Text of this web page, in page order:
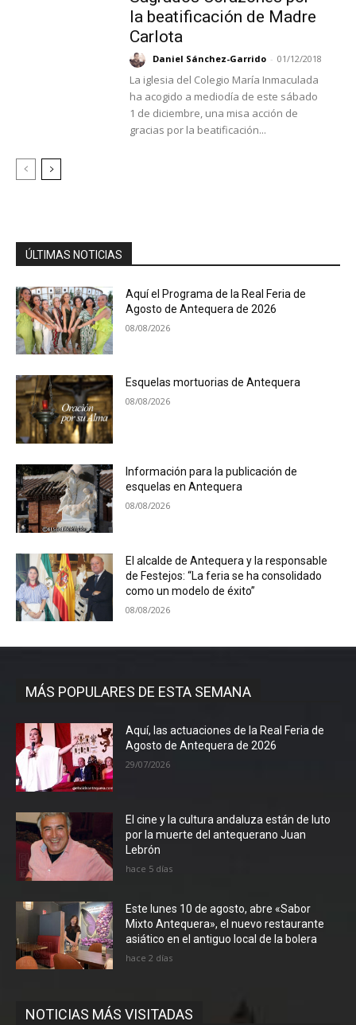
la beatificación de Madre
Carlota
Daniel Sánchez-Garrido - 01/12/2018
La iglesia del Colegio María Inmaculada
ha acogido a mediodía de este sábado
1 de diciembre, una misa acción de
gracias por la beatificación...
ÚLTIMAS NOTICIAS
Aquí el Programa de la Real Feria de
Agosto de Antequera de 2026
08/08/2026
Esquelas mortuorias de Antequera
08/08/2026
Información para la publicación de
esquelas en Antequera
08/08/2026
El alcalde de Antequera y la responsable
de Festejos: “La feria se ha consolidado
como un modelo de éxito”
08/08/2026
MÁS POPULARES DE ESTA SEMANA
Aquí, las actuaciones de la Real Feria de
Agosto de Antequera de 2026
29/07/2026
El cine y la cultura andaluza están de luto
por la muerte del antequerano Juan
Lebrón
hace 5 días
Este lunes 10 de agosto, abre «Sabor
Mixto Antequera», el nuevo restaurante
asiático en el antiguo local de la bolera
hace 2 días
NOTICIAS MÁS VISITADAS